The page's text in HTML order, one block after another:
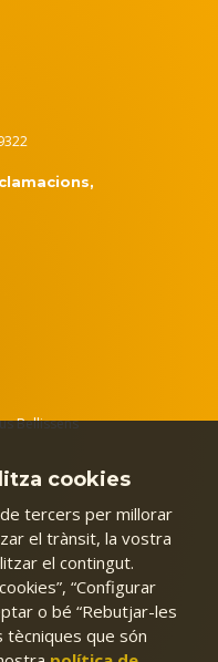
Bellissens
cookies
tercers per millorar
el trànsit, la vostra
el contingut.
“Configurar
o bé “Rebutjar-les
que són